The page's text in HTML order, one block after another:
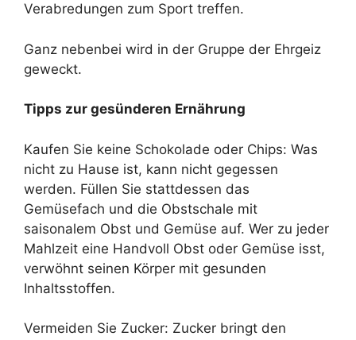
Verabredungen zum Sport treffen.
Ganz nebenbei wird in der Gruppe der Ehrgeiz
geweckt.
Tipps zur gesünderen Ernährung
Kaufen Sie keine Schokolade oder Chips: Was
nicht zu Hause ist, kann nicht gegessen
werden. Füllen Sie stattdessen das
Gemüsefach und die Obstschale mit
saisonalem Obst und Gemüse auf. Wer zu jeder
Mahlzeit eine Handvoll Obst oder Gemüse isst,
verwöhnt seinen Körper mit gesunden
Inhaltsstoffen.
Vermeiden Sie Zucker: Zucker bringt den